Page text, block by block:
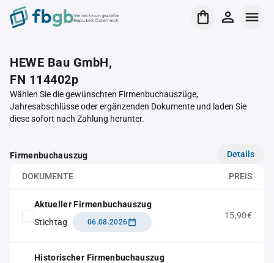
Verrechnungsstelle
Republik Österreich
HEWE Bau GmbH,
FN 114402p
Wählen Sie die gewünschten Firmenbuchauszüge,
Jahresabschlüsse oder ergänzenden Dokumente und laden Sie
diese sofort nach Zahlung herunter.
Firmenbuchauszug Details
DOKUMENTE PREIS
Aktueller Firmenbuchauszug
Stichtag
06.08.2026
15,90€
Historischer Firmenbuchauszug